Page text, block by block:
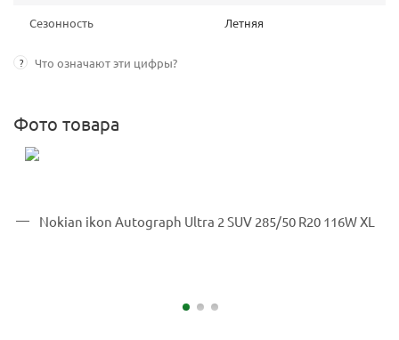
Сезонность Летняя
? Что означают эти цифры?
Фото товара